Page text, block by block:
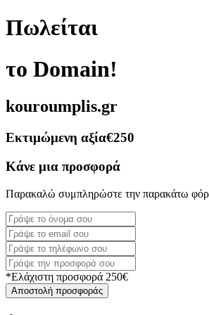
Πωλείται
το Domain!
kouroumplis.gr
Εκτιμώμενη αξία€250
Κάνε μια προσφορά
Παρακαλώ συμπληρώστε την παρακάτω
*Ελάχιστη προσφορά 250€
Αποστολή προσφοράς